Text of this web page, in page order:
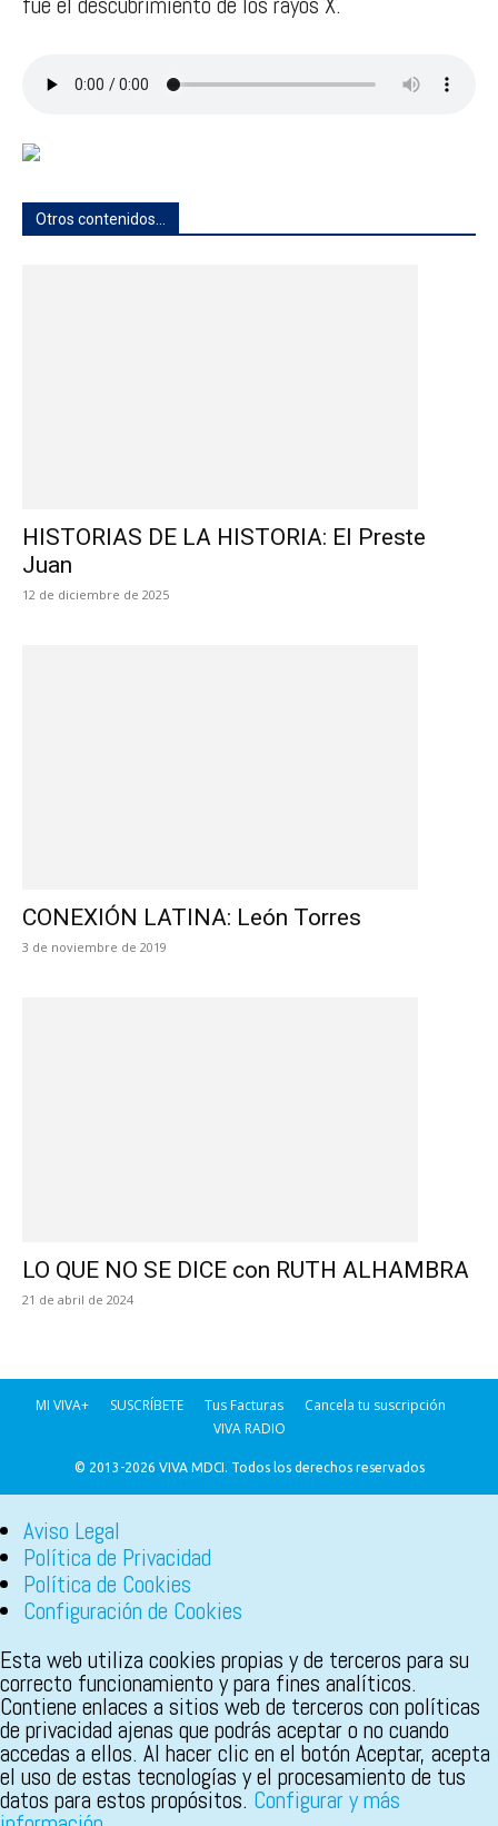
Otros contenidos...
HISTORIAS DE LA HISTORIA: El Preste
Juan
12 de diciembre de 2025
CONEXIÓN LATINA: León Torres
3 de noviembre de 2019
LO QUE NO SE DICE con RUTH ALHAMBRA
21 de abril de 2024
MI VIVA+ SUSCRÍBETE Tus Facturas
Cancela tu suscripción
VIVA RADIO
© 2013-2026 VIVA MDCI. Todos los derechos reservados
Aviso Legal
Política de Privacidad
Política de Cookies
Configuración de Cookies
Esta web utiliza cookies propias y de terceros para su
correcto funcionamiento y para fines analíticos.
Contiene enlaces a sitios web de terceros con políticas
de privacidad ajenas que podrás aceptar o no cuando
accedas a ellos. Al hacer clic en el botón Aceptar, acepta
el uso de estas tecnologías y el procesamiento de tus
datos para estos propósitos. Configurar y más